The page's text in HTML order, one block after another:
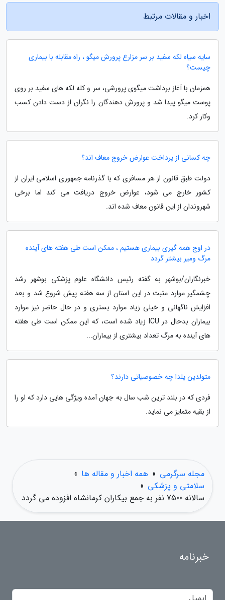
اخبار و مقالات مرتبط
سایه سیاه لکه سفید بر سر مزارع پرورش میگو ، راه مقابله با بیماری
چیست؟
همزمان با آغاز برداشت میگوی پرورشی، سر و کله لکه های سفید بر روی
پوست میگو پیدا شد و پرورش دهندگان را نگران از دست دادن کسب
وکار کرد.
چه کسانی از پرداخت عوارض خروج معاف اند؟
دولت طبق قانون از هر مسافری که با گذرنامه جمهوری اسلامی ایران از
کشور خارج می شود، عوارض خروج دریافت می کند اما برخی
شهروندان از این قانون معاف شده اند.
در اوج همه گیری بیماری هستیم ، ممکن است طی هفته های آینده
مرگ ومیر بیشتر گردد
خبرنگاران/بوشهر به گفته رئیس دانشگاه علوم پزشکی بوشهر رشد
چشمگیر موارد مثبت در این استان از سه هفته پیش شروع شد و بعد
افزایش ناگهانی و خیلی زیاد موارد بستری و در حال حاضر نیز موارد
بیماران بدحال در ICU زیاد شده است، که این ممکن است طی هفته
های آینده به مرگ تعداد بیشتری از بیماران...
متولدین یلدا چه خصوصیاتی دارند؟
فردی که در بلند ترین شب سال به جهان آمده ویژگی هایی دارد که او را
از بقیه متمایز می نماید.
مجله سرگرمی » همه اخبار و مقاله ها »
سلامتی و پزشکی »
سالانه 7500 نفر به جمع بیکاران کرمانشاه افزوده می گردد
خبرنامه